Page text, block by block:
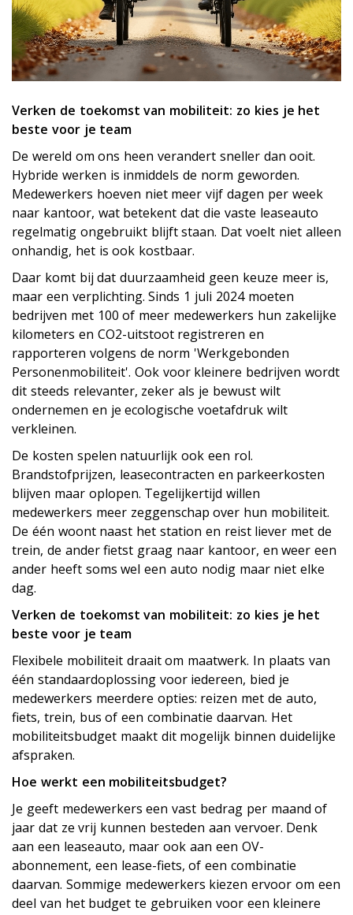
Verken de toekomst van mobiliteit: zo kies je het
beste voor je team
De wereld om ons heen verandert sneller dan ooit.
Hybride werken is inmiddels de norm geworden.
Medewerkers hoeven niet meer vijf dagen per week
naar kantoor, wat betekent dat die vaste leaseauto
regelmatig ongebruikt blijft staan. Dat voelt niet alleen
onhandig, het is ook kostbaar.
Daar komt bij dat duurzaamheid geen keuze meer is,
maar een verplichting. Sinds 1 juli 2024 moeten
bedrijven met 100 of meer medewerkers hun zakelijke
kilometers en CO2-uitstoot registreren en
rapporteren volgens de norm 'Werkgebonden
Personenmobiliteit'. Ook voor kleinere bedrijven wordt
dit steeds relevanter, zeker als je bewust wilt
ondernemen en je ecologische voetafdruk wilt
verkleinen.
De kosten spelen natuurlijk ook een rol.
Brandstofprijzen, leasecontracten en parkeerkosten
blijven maar oplopen. Tegelijkertijd willen
medewerkers meer zeggenschap over hun mobiliteit.
De één woont naast het station en reist liever met de
trein, de ander fietst graag naar kantoor, en weer een
ander heeft soms wel een auto nodig maar niet elke
dag.
Verken de toekomst van mobiliteit: zo kies je het
beste voor je team
Flexibele mobiliteit draait om maatwerk. In plaats van
één standaardoplossing voor iedereen, bied je
medewerkers meerdere opties: reizen met de auto,
fiets, trein, bus of een combinatie daarvan. Het
mobiliteitsbudget maakt dit mogelijk binnen duidelijke
afspraken.
Hoe werkt een mobiliteitsbudget?
Je geeft medewerkers een vast bedrag per maand of
jaar dat ze vrij kunnen besteden aan vervoer. Denk
aan een leaseauto, maar ook aan een OV-
abonnement, een lease-fiets, of een combinatie
daarvan. Sommige medewerkers kiezen ervoor om een
deel van het budget te gebruiken voor een kleinere